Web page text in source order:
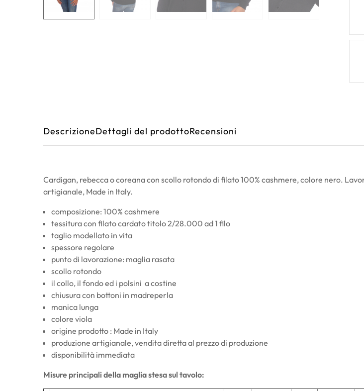
DescrizioneDettagli del prodottoRecensioni
Cardigan, rebecca o coreana con scollo rotondo di filato 100% cashmere, colore nero.
artigianale, Made in Italy.
composizione: 100% cashmere
tessitura con filato cardato titolo 2/28.000 ad 1 filo
taglio modellato in vita
spessore regolare
punto di lavorazione: maglia rasata
scollo rotondo
il collo, il fondo ed i polsini a costine
chiusura con bottoni in madreperla
manica lunga
colore viola
origine prodotto : Made in Italy
produzione artigianale, vendita diretta al prezzo di produzione
disponibilità immediata
Misure principali della maglia stesa sul tavolo: